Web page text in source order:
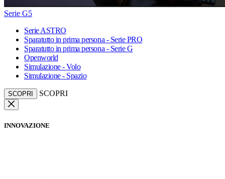
Serie G5
Serie ASTRO
Sparatutto in prima persona - Serie PRO
Sparatutto in prima persona - Serie G
Openworld
Simulazione - Volo
Simulazione - Spazio
SCOPRI SCOPRI
INNOVAZIONE